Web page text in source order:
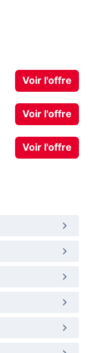
Voir l'offre
Voir l'offre
Voir l'offre